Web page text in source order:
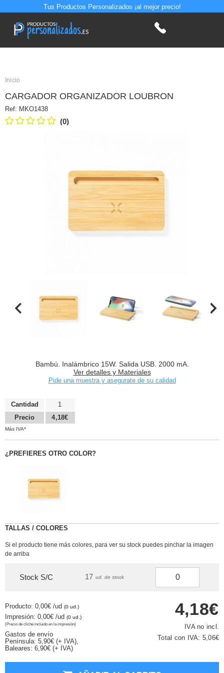
Tus Productos Personalizados ¡al mejor precio!
Inicio
CARGADOR ORGANIZADOR LOUBRON
Ref: MKO1438
(0)
Bambú. Inalámbrico 15W. Salida USB. 2000 mA.
Ver detalles y Materiales
Pide una muestra y asegurate de su calidad
Cantidad
Precio
1
4,18€
Más IVA*
¿PREFIERES OTRO COLOR?
TALLAS / COLORES
Si el producto tiene más colores, para ver su stock puedes pinchar la imagen
de arriba
Stock S/C 17 ud. de stock
Producto: 0,00€ /ud (0 ud.)
Impresión: 0,00€ /ud (0 ud.)
(Precio de cliché incluido en la impresión)
Gastos de envío
Península: 5,90€ (+ IVA),
Baleares: 6,90€ (+ IVA)
4,18€
IVA no incl.
Total con IVA: 5,06€